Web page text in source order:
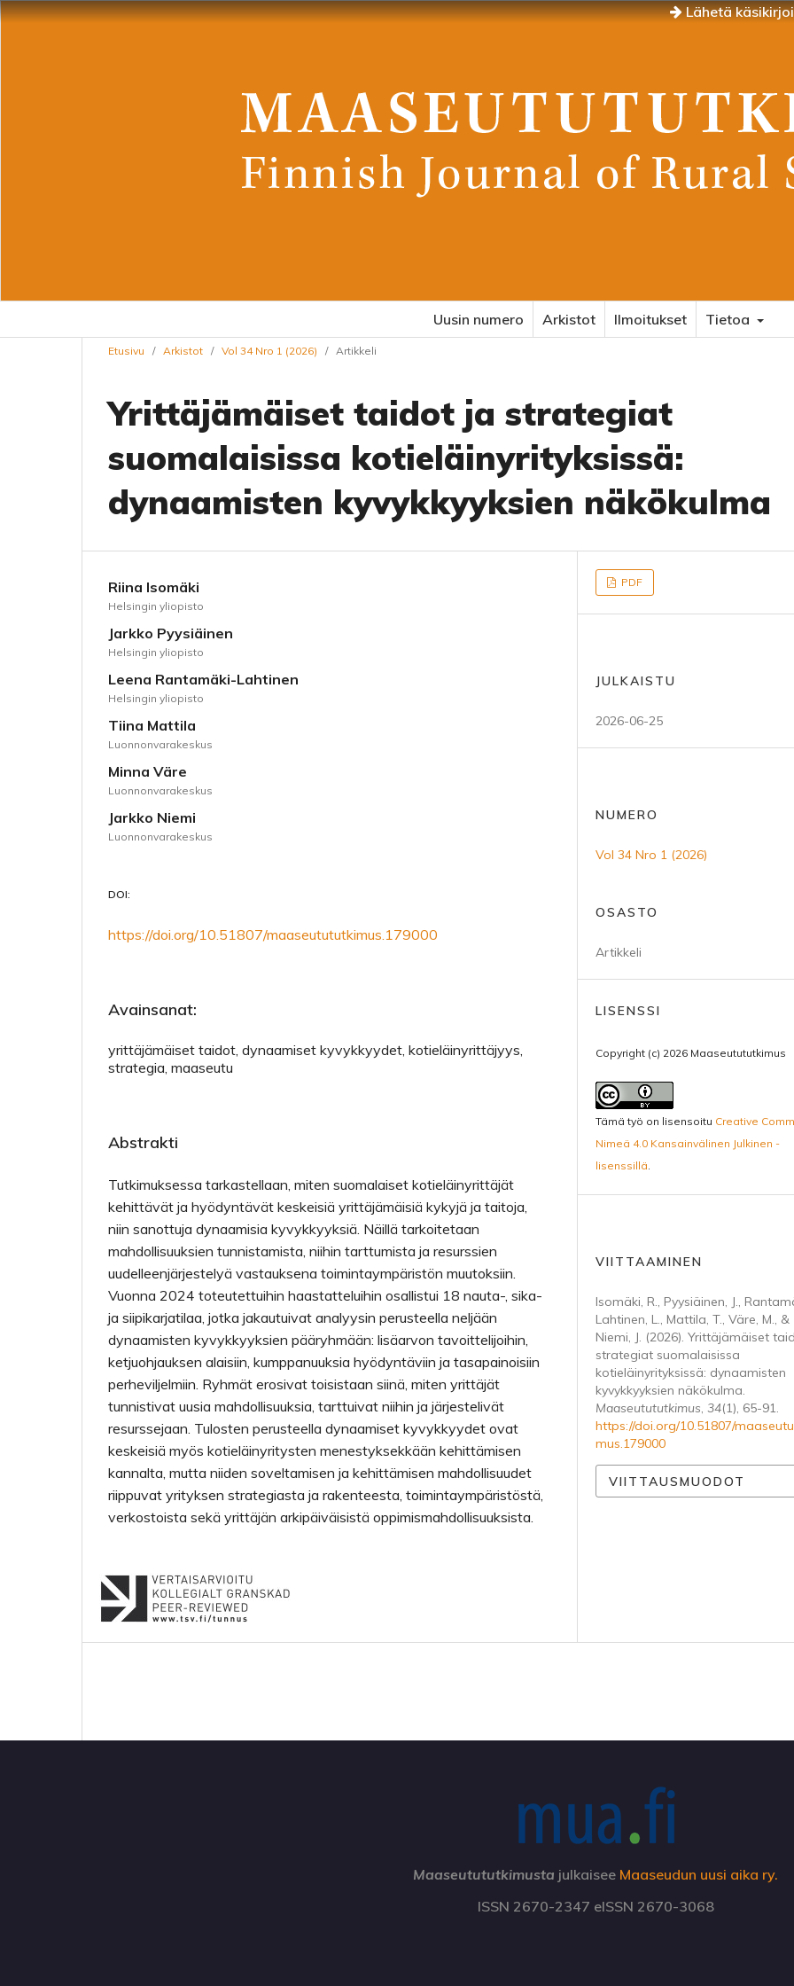
Lähetä
Uusin numero Arkistot Ilmoitukset Tietoa
Etusivu / Arkistot / Vol 34 Nro 1 (2026) / Artikkeli
Yrittäjämäiset taidot ja strategiat
suomalaisissa kotieläinyrityksissä:
dynaamisten kyvykkyyksien näkökulma
Riina Isomäki
Helsingin yliopisto
Jarkko Pyysiäinen
Helsingin yliopisto
Leena Rantamäki-Lahtinen
Helsingin yliopisto
Tiina Mattila
Luonnonvarakeskus
Minna Väre
Luonnonvarakeskus
Jarkko Niemi
Luonnonvarakeskus
DOI:
https://doi.org/10.51807/maaseutututkimus.179000
Avainsanat:
yrittäjämäiset taidot, dynaamiset kyvykkyydet, kotieläinyrittäjyys,
strategia, maaseutu
Abstrakti
Tutkimuksessa tarkastellaan, miten suomalaiset kotieläinyrittäjät
kehittävät ja hyödyntävät keskeisiä yrittäjämäisiä kykyjä ja taitoja,
niin sanottuja dynaamisia kyvykkyyksiä. Näillä tarkoitetaan
mahdollisuuksien tunnistamista, niihin tarttumista ja resurssien
uudelleenjärjestelyä vastauksena toimintaympäristön muutoksiin.
Vuonna 2024 toteutettuihin haastatteluihin osallistui 18 nauta-, sika-
ja siipikarjatilaa, jotka jakautuivat analyysin perusteella neljään
dynaamisten kyvykkyyksien pääryhmään: lisäarvon tavoittelijoihin,
ketjuohjauksen alaisiin, kumppanuuksia hyödyntäviin ja tasapainoisiin
perheviljelmiin. Ryhmät erosivat toisistaan siinä, miten yrittäjät
tunnistivat uusia mahdollisuuksia, tarttuivat niihin ja järjestelivät
resurssejaan. Tulosten perusteella dynaamiset kyvykkyydet ovat
keskeisiä myös kotieläinyritysten menestyksekkään kehittämisen
kannalta, mutta niiden soveltamisen ja kehittämisen mahdollisuudet
riippuvat yrityksen strategiasta ja rakenteesta, toimintaympäristöstä,
verkostoista sekä yrittäjän arkipäiväisistä oppimismahdollisuuksista.
PDF
JULKAISTU
2026-06-25
NUMERO
Vol 34 Nro 1 (2026)
OSASTO
Artikkeli
LISENSSI
Copyright (c) 2026 Maaseutututkimus
Tämä työ on lisensoitu Creative
Nimeä 4.0 Kansainvälinen Julkinen -
lisenssillä.
VIITTAAMINEN
Isomäki, R., Pyysiäinen, J.,
Lahtinen, L., Mattila, T., Väre, M., &
Niemi, J. (2026). Yrittäjämäiset
strategiat suomalaisissa
kotieläinyrityksissä: dynaamisten
kyvykkyyksien näkökulma.
Maaseutututkimus, 34(1), 65-91.
https://doi.org/10.51807/
mus.179000
VIITTAUSMUODOT
Maaseutututkimusta julkaisee Maaseudun uusi aika ry.
ISSN 2670-2347 eISSN 2670-3068